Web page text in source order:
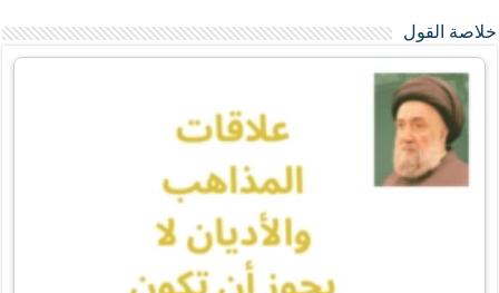
خلاصة القول